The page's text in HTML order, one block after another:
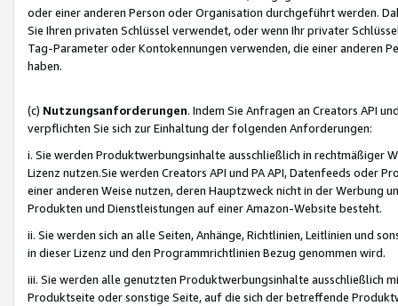
oder einer anderen Person oder Organisation durchgeführt werden.
Sie Ihren privaten Schlüssel verwendet, oder wenn Ihr privater
Tag-Parameter oder Kontokennungen verwenden, die einer anderen
haben.
(c) Nutzungsanforderungen. Indem Sie Anfragen an Creators API
verpflichten Sie sich zur Einhaltung der folgenden Anforderungen:
i. Sie werden Produktwerbungsinhalte ausschließlich in rechtmäßiger
Lizenz nutzen.Sie werden Creators API und PA API, Datenfeeds oder
einer anderen Weise nutzen, deren Hauptzweck nicht in der Werbung
Produkten und Dienstleistungen auf einer Amazon-Website besteht.
ii. Sie werden sich an alle Seiten, Anhänge, Richtlinien, Leitlinien und
in dieser Lizenz und den Programmrichtlinien Bezug genommen wird.
iii. Sie werden alle genutzten Produktwerbungsinhalte ausschließlich
Produktseite oder sonstige Seite, auf die sich der betreffende